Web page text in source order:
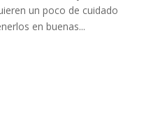
un poco de cuidado
en buenas...